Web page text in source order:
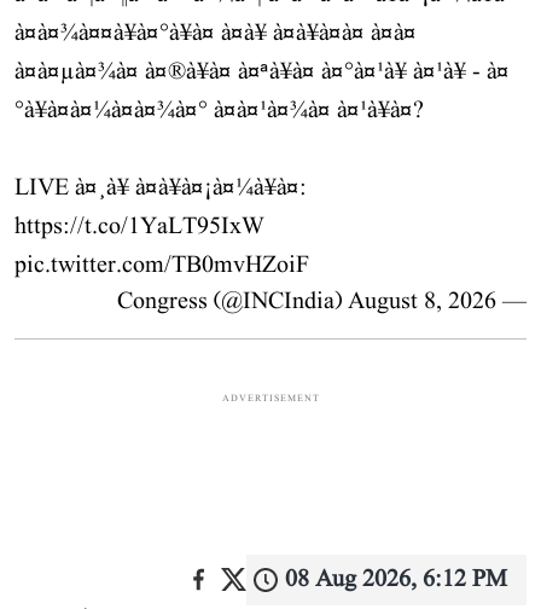
à¤à¤¾à¤¤à¥à¤°à¥à¤ à¤à¥ à¤à¥à¤à¤ à¤à¤
à¤à¤µà¤¾à¤ à¤®à¥à¤ à¤ªà¥à¤ à¤°à¤¹à¥ à¤¹à¥ - à¤
°à¥à¤à¤¼à¤à¤¾à¤° à¤à¤¹à¤¾à¤ à¤¹à¥à¤?
LIVE à¤¸à¥ à¤à¥à¤¡à¤¼à¥à¤:
https://t.co/1YaLT95IxW
pic.twitter.com/TB0mvHZoiF
— Congress (@INCIndia)
August 8, 2026
ADVERTISEMENT
08 Aug 2026, 6:12 PM